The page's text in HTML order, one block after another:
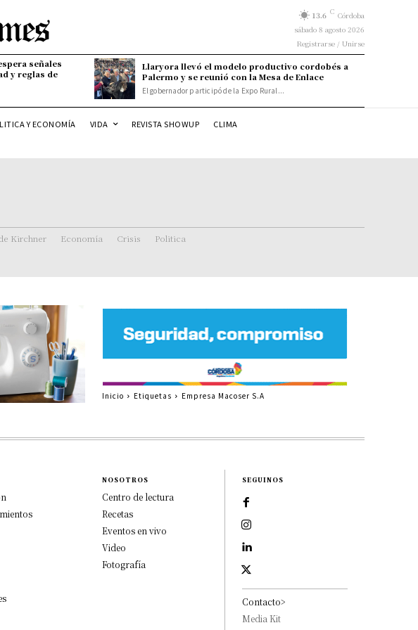
13.6 C Córdoba
sábado 8 agosto 2026
Registrarse / Unirse
señales
y reglas de
Llaryora llevó el modelo productivo cordobés a
Palermo y se reunió con la Mesa de Enlace
El gobernador participó de la Expo Rural...
Y ECONOMÍA VIDA REVISTA SHOWUP CLIMA
Kirchner Economía Crisis Politica
Inicio Etiquetas Empresa Macoser S.A
NOSOTROS
Centro de lectura
Recetas
Eventos en vivo
Video
Fotografía
SEGUINOS
Contacto>
Media Kit